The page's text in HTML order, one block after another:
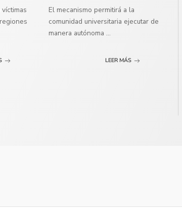
El mecanismo permitirá a la
comunidad universitaria ejecutar de
manera autónoma ...
LEER MÁS